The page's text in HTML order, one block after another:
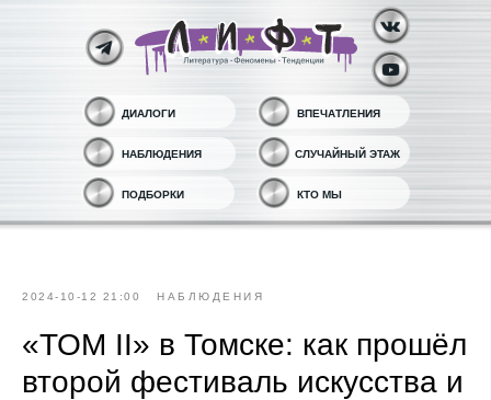
ДИАЛОГИ ВПЕЧАТЛЕНИЯ
НАБЛЮДЕНИЯ СЛУЧАЙНЫЙ ЭТАЖ
ПОДБОРКИ КТО МЫ
2024-10-12 21:00 НАБЛЮДЕНИЯ
«ТОМ II» в Томске: как прошёл
второй фестиваль искусства и